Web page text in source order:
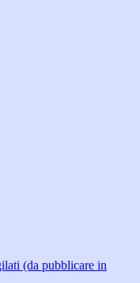
(da pubblicare in